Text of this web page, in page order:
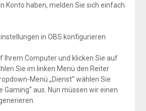
Konto haben, melden Sie sich einfach
in OBS konfigurieren
Ihrem Computer und klicken Sie auf
Sie im linken Menü den Reiter
Menü „Dienst“ wählen Sie
Gaming“ aus. Nun müssen wir einen